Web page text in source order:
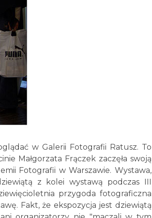
w Galerii Fotografii Ratusz. To
Małgorzata Frączek zaczęła swoją
Fotografii w Warszawie. Wystawa,
z kolei wystawą podczas III
przygoda fotograficzna
Fakt, że ekspozycja jest dziewiątą